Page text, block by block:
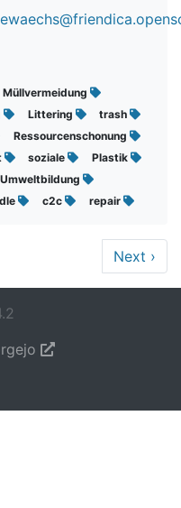
Müllvermeidung
Littering
trash
Ressourcenschonung
soziale
Plastik
Umweltbildung
c2c repair
Next ›